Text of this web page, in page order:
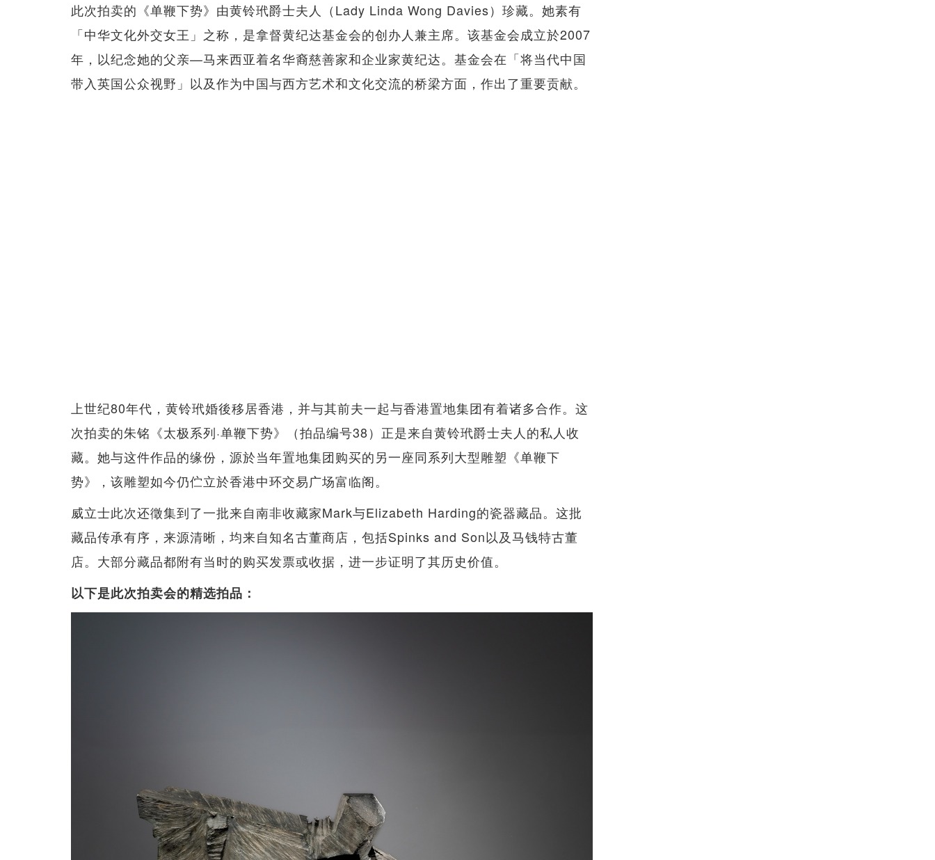
此次拍卖的《单鞭下势》由黄铃玳爵士夫人（Lady Linda Wong Davies）珍藏。她素有
「中华文化外交女王」之称，是拿督黄纪达基金会的创办人兼主席。该基金会成立於2007
年，以纪念她的父亲—马来西亚着名华裔慈善家和企业家黄纪达。基金会在「将当代中国
带入英国公众视野」以及作为中国与西方艺术和文化交流的桥梁方面，作出了重要贡献。
上世纪80年代，黄铃玳婚後移居香港，并与其前夫一起与香港置地集团有着诸多合作。这
次拍卖的朱铭《太极系列·单鞭下势》（拍品编号38）正是来自黄铃玳爵士夫人的私人收
藏。她与这件作品的缘份，源於当年置地集团购买的另一座同系列大型雕塑《单鞭下
势》，该雕塑如今仍伫立於香港中环交易广场富临阁。
威立士此次还徵集到了一批来自南非收藏家Mark与Elizabeth Harding的瓷器藏品。这批
藏品传承有序，来源清晰，均来自知名古董商店，包括Spinks and Son以及马钱特古董
店。大部分藏品都附有当时的购买发票或收据，进一步证明了其历史价值。
以下是此次拍卖会的精选拍品：